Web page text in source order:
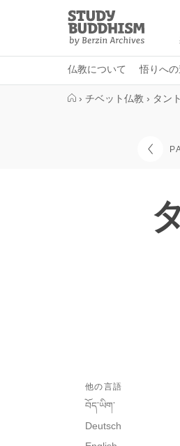
Study
Buddhism
Home
仏教について 悟りへの
› チベット仏教 › タン
他の言語
བོད་ཡིག་
Deutsch